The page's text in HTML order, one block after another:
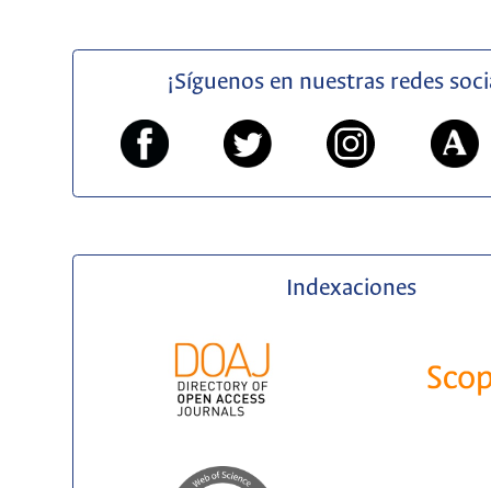
¡Síguenos en nuestras redes
Indexaciones